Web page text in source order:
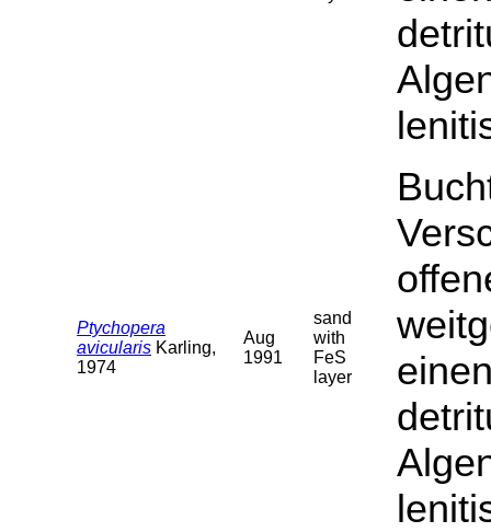
Ptychopera
avicularis Karling,
1974
Aug
1991
sand
with
FeS
layer